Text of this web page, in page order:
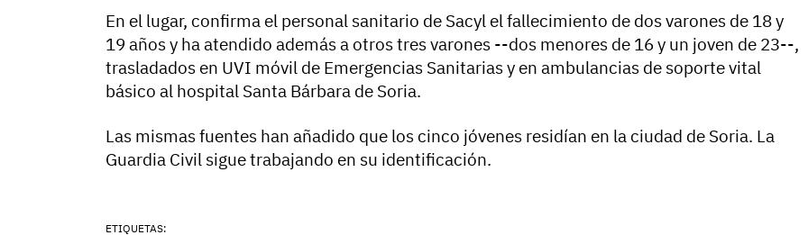
En el lugar, confirma el personal sanitario de Sacyl el fallecimiento de dos varones de 18 y
19 años y ha atendido además a otros tres varones --dos menores de 16 y un joven de 23--,
trasladados en UVI móvil de Emergencias Sanitarias y en ambulancias de soporte vital
básico al hospital Santa Bárbara de Soria.
Las mismas fuentes han añadido que los cinco jóvenes residían en la ciudad de Soria. La
Guardia Civil sigue trabajando en su identificación.
ETIQUETAS: